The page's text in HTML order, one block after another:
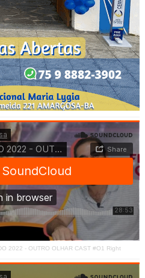
2022 - OUTRO OLHAR CAST #O1 Right